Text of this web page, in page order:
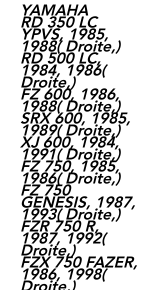
YAMAHA
RD 350 LC
YPVS, 1985,
1988(Droite,)
RD 500 LC,
1984, 1986(
Droite,)
FZ 600, 1986,
1988(Droite,)
SRX 600, 1985,
1989(Droite,)
XJ 600, 1984,
1991(Droite,)
FZ 750, 1985,
1986(Droite,)
FZ 750
GENESIS, 1987,
1993(Droite,)
FZR 750 R,
1987, 1992(
Droite,)
FZX 750 FAZER,
1986, 1998(
Droite,)